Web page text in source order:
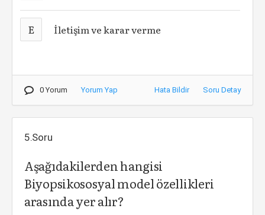
E İletişim ve karar verme
0 Yorum Yorum Yap Hata Bildir Soru Detay
5.Soru
Aşağıdakilerden hangisi
Biyopsikososyal model özellikleri
arasında yer alır?